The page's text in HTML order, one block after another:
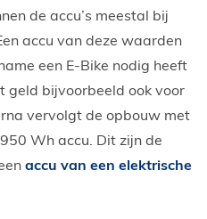
de accu’s meestal bij
accu van deze waarden
een E-Bike nodig heeft
geld bijvoorbeeld ook voor
vervolgt de opbouw met
Wh accu. Dit zijn de
accu van een elektrische